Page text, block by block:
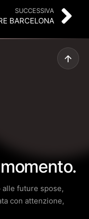
SUCCESSIVA
BARCELONA
alle future spose,
con attenzione,